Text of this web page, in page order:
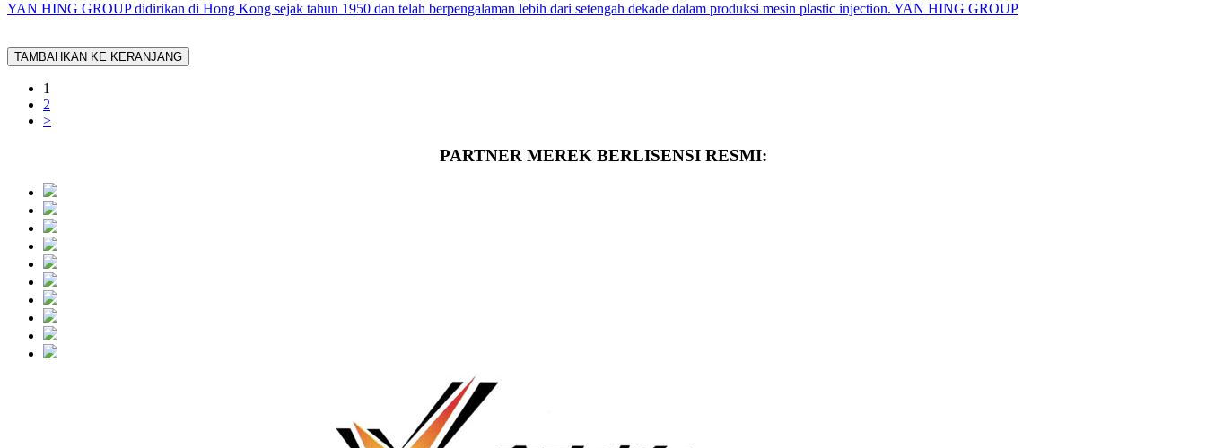
YAN HING GROUP didirikan di Hong Kong sejak tahun 1950 dan telah berpengalaman lebih dari setengah dekade dalam produksi mesin plastic injection. YAN HING GROUP
TAMBAHKAN KE KERANJANG
1
2
>
PARTNER MEREK BERLISENSI RESMI: